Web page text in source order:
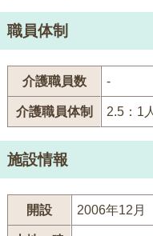
職員体制
介護職員数 -
介護職員体制 2.5：1
施設情報
開設 2006年12月